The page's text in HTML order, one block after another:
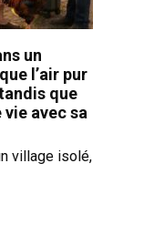
un
l’air pur
que
vie avec sa
village isolé,